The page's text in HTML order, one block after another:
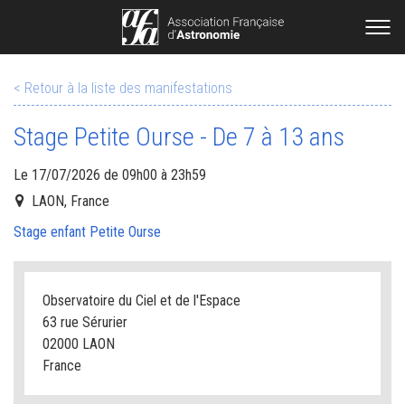
< Retour à la liste des manifestations
Stage Petite Ourse - De 7 à 13 ans
Le 17/07/2026 de 09h00 à 23h59
LAON, France
Stage enfant Petite Ourse
Observatoire du Ciel et de l'Espace
63 rue Sérurier
02000 LAON
France